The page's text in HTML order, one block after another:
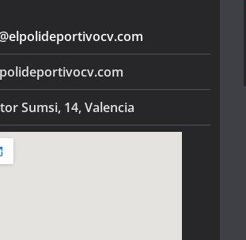
Sumsi, 14, Valencia